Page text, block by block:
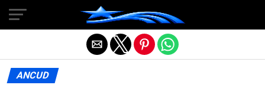
ANCUD
Salir de la versión móvil